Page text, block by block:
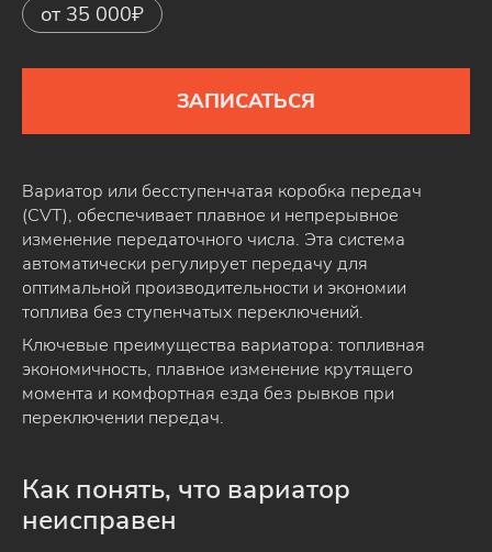
от 35 000₽
ЗАПИСАТЬСЯ
Вариатор или бесступенчатая коробка передач
(CVT), обеспечивает плавное и непрерывное
изменение передаточного числа. Эта система
автоматически регулирует передачу для
оптимальной производительности и экономии
топлива без ступенчатых переключений.
Ключевые преимущества вариатора: топливная
экономичность, плавное изменение крутящего
момента и комфортная езда без рывков при
переключении передач.
Как понять, что вариатор
неисправен